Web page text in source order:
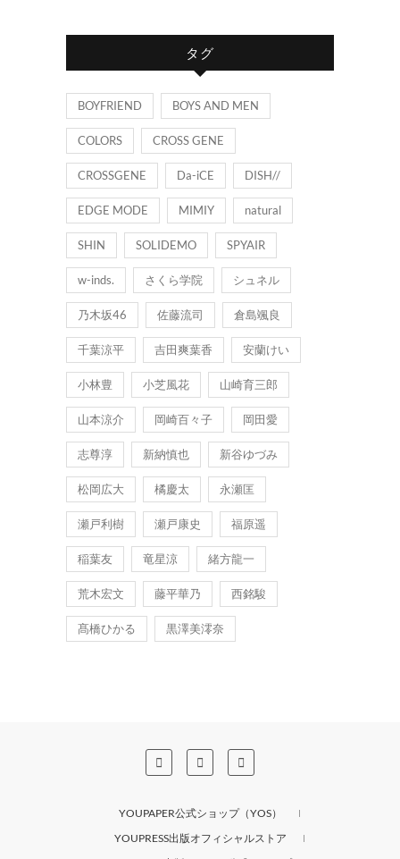
ゴ
タグ
BOYFRIEND BOYS AND MEN
COLORS CROSS GENE
CROSSGENE Da-iCE DISH//
EDGE MODE MIMIY natural
SHIN SOLIDEMO SPYAIR
w-inds. さくら学院 シュネル
乃木坂46 佐藤流司 倉島颯良
千葉涼平 吉田爽葉香 安蘭けい
小林豊 小芝風花 山崎育三郎
山本涼介 岡崎百々子 岡田愛
志尊淳 新納慎也 新谷ゆづみ
松岡広大 橘慶太 永瀬匡
瀬戸利樹 瀬戸康史 福原遥
稲葉友 竜星涼 緒方龍一
荒木宏文 藤平華乃 西銘駿
髙橋ひかる 黒澤美澪奈
YOUPAPER公式ショップ（YOS）
YOUPRESS出版オフィシャルストア